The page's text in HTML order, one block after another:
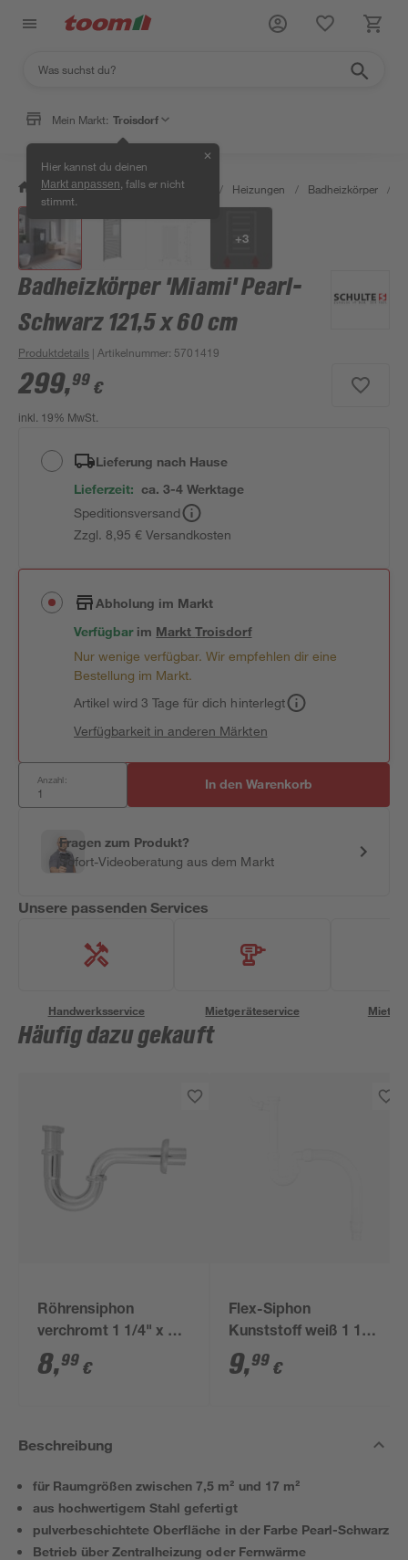
Mein Markt: Troisdorf
Hier kannst du deinen
Markt anpassen , falls er nicht
stimmt.
✕
/ Bauen & Renovieren / Heizen / Heizungen / Badheizkörper /
+3
Badheizkörper 'Miami' Pearl-
Schwarz 121,5 x 60 cm
Produktdetails | Artikelnummer: 5701419
299,99 €
inkl. 19% MwSt.
Lieferung nach Hause
Lieferzeit: ca. 3-4 Werktage
Speditionsversand
Zzgl. 8,95 € Versandkosten
Abholung im Markt
Verfügbar im MarktTroisdorf
Nur wenige verfügbar. Wir empfehlen dir eine
Bestellung im Markt.
Artikel wird 3 Tage für dich hinterlegt
Verfügbarkeit in anderen Märkten
Anzahl: In den Warenkorb
Fragen zum Produkt?
Sofort-Videoberatung aus dem Markt
Unsere passenden Services
Handwerksservice Mietgeräteservice
Häufig dazu gekauft
Röhrensiphon
verchromt 1 1/4" x 32
mm
8,99 €
Flex-Siphon
Kunststoff weiß 1 1/2'
x 40/50 mm
9,99 €
Beschreibung
für Raumgrößen zwischen 7,5 m² und 17 m²
aus hochwertigem Stahl gefertigt
pulverbeschichtete Oberfläche in der Farbe Pearl-Schwarz
Betrieb über Zentralheizung oder Fernwärme